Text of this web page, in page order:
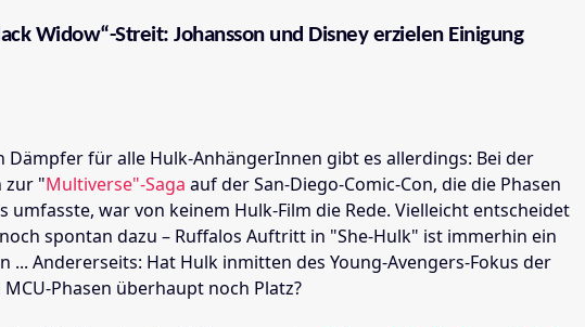
Widow“-Streit: Johansson und Disney erzielen Einigung
Dämpfer für alle Hulk-AnhängerInnen gibt es allerdings: Bei der
zur "Multiverse"-Saga auf der San-Diego-Comic-Con, die die Phasen
umfasste, war von keinem Hulk-Film die Rede. Vielleicht entscheidet
spontan dazu – Ruffalos Auftritt in "She-Hulk" ist immerhin ein
... Andererseits: Hat Hulk inmitten des Young-Avengers-Fokus der
Phasen überhaupt noch Platz?